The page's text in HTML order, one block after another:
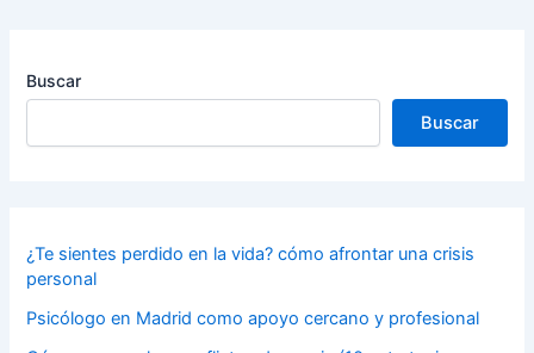
Buscar
Buscar
¿Te sientes perdido en la vida? cómo afrontar una crisis
personal
Psicólogo en Madrid como apoyo cercano y profesional